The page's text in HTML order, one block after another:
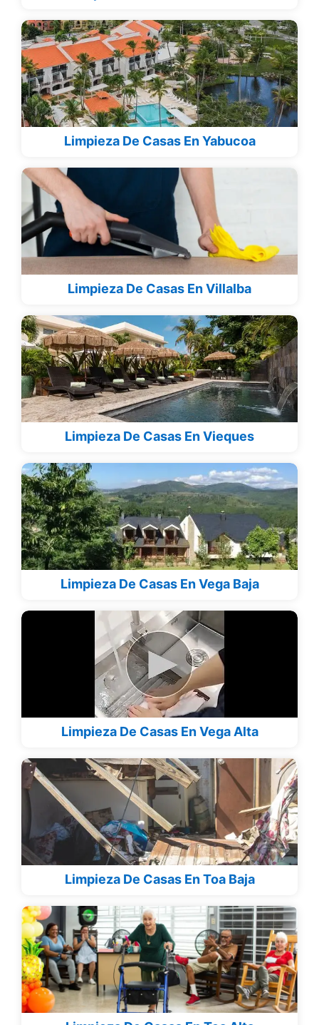
Limpieza De Casas En Yabucoa
Limpieza De Casas En Villalba
Limpieza De Casas En Vieques
Limpieza De Casas En Vega Baja
Limpieza De Casas En Vega Alta
Limpieza De Casas En Toa Baja